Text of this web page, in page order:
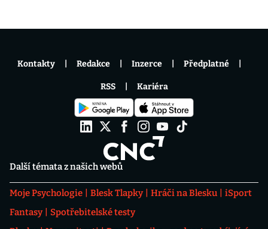
Další témata z našich webů
Moje Psychologie Blesk Tlapky Hráči na Blesku
iSport
Fantasy
Spotřebitelské testy
Kontakty Redakce Inzerce Předplatné
RSS Kariéra